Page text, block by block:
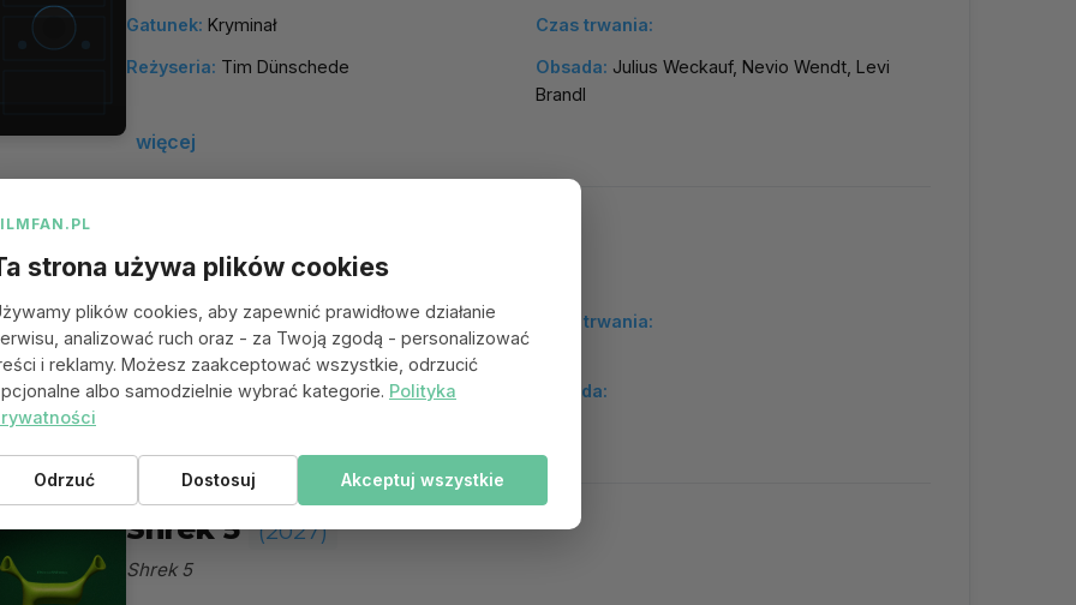
Gatunek: Kryminał Czas trwania:
Reżyseria: Tim Dünschede Obsada: Julius Weckauf, Nevio Wendt, Levi
Brandl
więcej
Bandits of Batavia
Gatunek: Akcja, Przygodowy, Kryminał, Fantasy,
Thriller
Czas trwania:
Reżyseria: Ernest Prakasa Obsada:
Shrek 5 (2027)
Shrek 5
strona używa plików cookies
plików cookies, aby zapewnić prawidłowe działanie
analizować ruch oraz - za Twoją zgodą - personalizować
i reklamy. Możesz zaakceptować wszystkie, odrzucić
albo samodzielnie wybrać kategorie. Polityka
Odrzuć Dostosuj Akceptuj wszystkie